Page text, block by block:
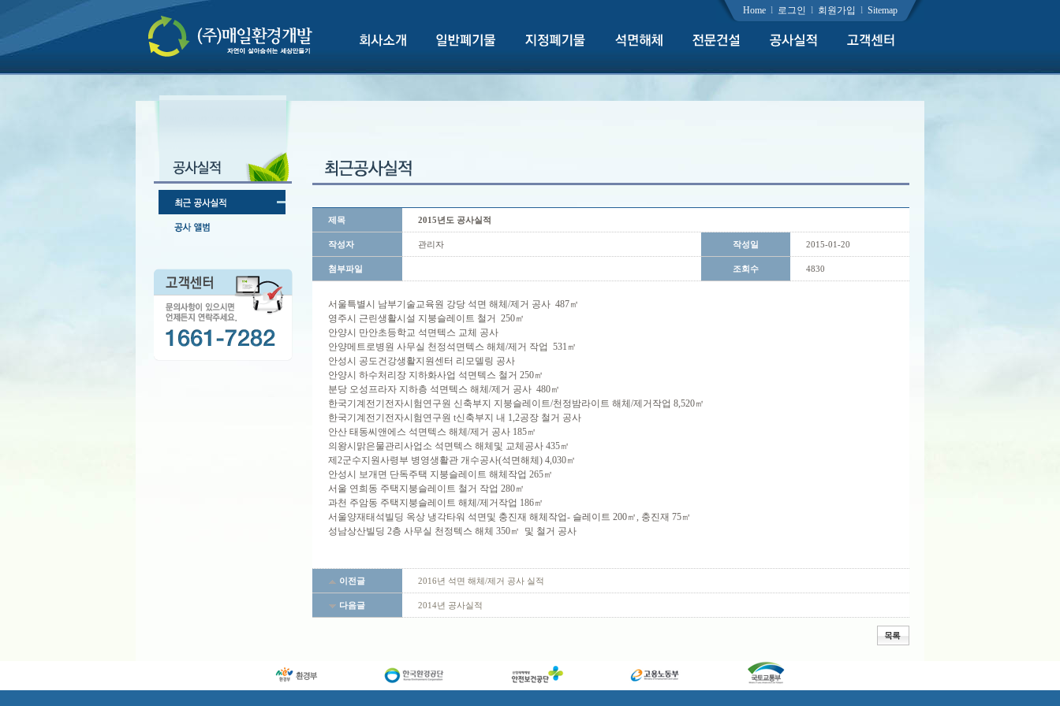
Home l 로그인 l 회원가입 l Sitemap
제목 2015년도 공사실적
작성자 관리자 작성일 2015-01-20
첨부파일 조회수 4830
서울특별시 남부기술교육원 강당 석면 해체/제거 공사 487㎡
영주시 근린생활시설 지붕슬레이트 철거 250㎡
안양시 만안초등학교 석면텍스 교체 공사
안양메트로병원 사무실 천정석면텍스 해체/제거 작업 531㎡
안성시 공도건강생활지원센터 리모델링 공사
안양시 하수처리장 지하화사업 석면텍스 철거 250㎡
분당 오성프라자 지하층 석면텍스 해체/제거 공사 480㎡
한국기계전기전자시험연구원 신축부지 지붕슬레이트/천정밤라이트 해체/제거작업 8,520㎡
한국기계전기전자시험연구원 t신축부지 내 1,2공장 철거 공사
안산 태동씨앤에스 석면텍스 해체/제거 공사 185㎡
의왕시맑은물관리사업소 석면텍스 해체및 교체공사 435㎡
제2군수지원사령부 병영생활관 개수공사(석면해체) 4,030㎡
안성시 보개면 단독주택 지붕슬레이트 해체작업 265㎡
서울 연희동 주택지붕슬레이트 철거 작업 280㎡
과천 주암동 주택지붕슬레이트 해체/제거작업 186㎡
서울양재태석빌딩 옥상 냉각타워 석면및 충진재 해체작업- 슬레이트 200㎡, 충진재 75㎥
성남상산빌딩 2층 사무실 천정텍스 해체 350㎡ 및 철거 공사
이전글 2016년 석면 해체/제거 공사 실적
다음글 2014년 공사실적